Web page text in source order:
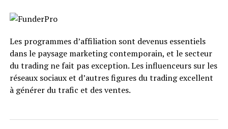
Les programmes d’affiliation sont devenus essentiels
dans le paysage marketing contemporain, et le secteur
du trading ne fait pas exception. Les influenceurs sur les
réseaux sociaux et d’autres figures du trading excellent
à générer du trafic et des ventes.